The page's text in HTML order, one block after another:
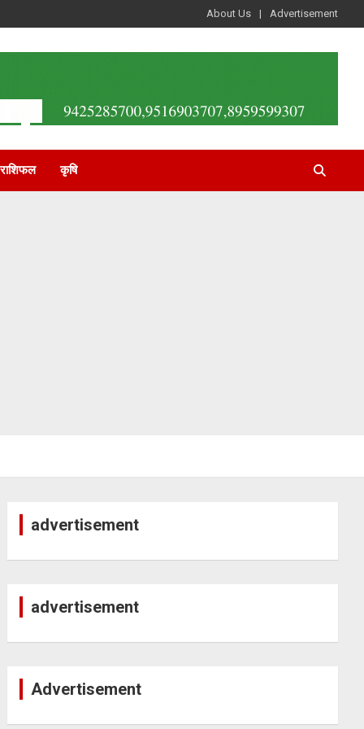
About Us Advertisement
राशिफल कृषि
advertisement
advertisement
Advertisement